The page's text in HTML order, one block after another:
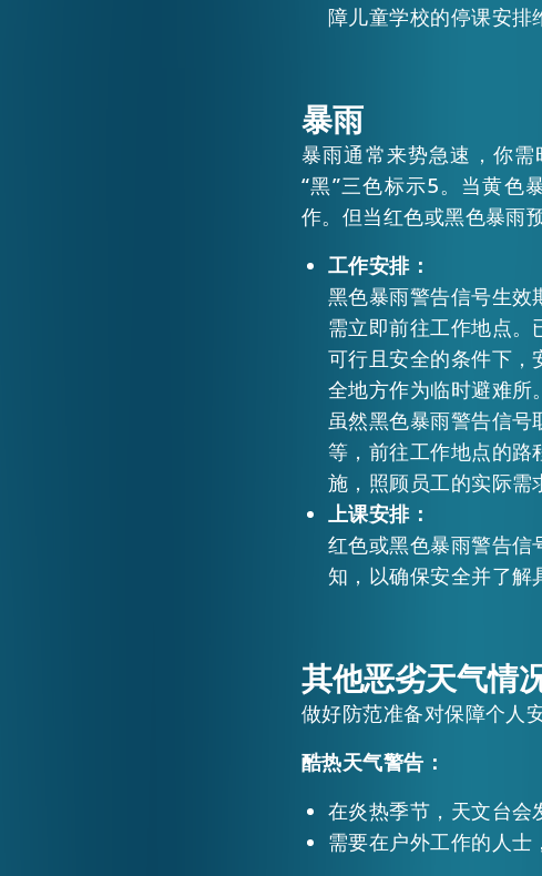
障儿童学校的停课安排
暴雨
暴雨通常来势急速，你需
“黑”三色标示5。当黄色
作。但当红色或黑色暴雨
工作安排：
黑色暴雨警告信号生效
需立即前往工作地点
可行且安全的条件下，
全地方作为临时避难所。
虽然黑色暴雨警告信号
等，前往工作地点的路
施，照顾员工的实际需
上课安排：
红色或黑色暴雨警告信
知，以确保安全并了解
其他恶劣天气情
做好防范准备对保障个人
酷热天气警告：
在炎热季节，天文台会
需要在户外工作的人士